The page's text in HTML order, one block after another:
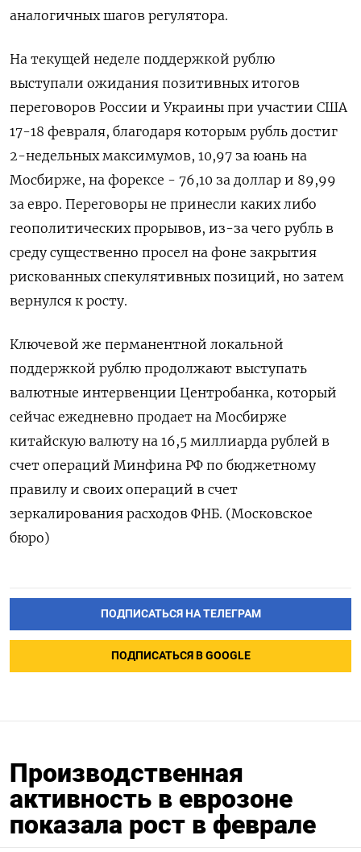
аналогичных шагов регулятора.
На текущей ​неделе поддержкой рублю
выступали ожидания позитивных итогов
⁠переговоров России и Украины при участии США
17-18 февраля, благодаря которым рубль достиг
2-недельных максимумов, 10,97 за юань на
Мосбирже, на форексе - 76,10 за доллар и ‌89,99
за евро. Переговоры не принесли каких либо
геополитических прорывов, из-за чего рубль в
среду существенно просел на ‌фоне закрытия
рискованных спекулятивных позиций, но затем
вернулся к росту.
Ключевой же перманентной локальной
поддержкой рублю продолжают выступать
валютные интервенции Центробанка, который
сейчас ежедневно ​продает на Мосбирже
китайскую валюту на 16,5 миллиарда рублей в
счет операций Минфина РФ ‌по бюджетному
правилу и своих операций в счет
зеркалирования расходов ФНБ. (Московское
бюро)
ПОДПИСАТЬСЯ НА ТЕЛЕГРАМ
ПОДПИСАТЬСЯ В GOOGLE
Производственная
активность в еврозоне
показала рост в феврале